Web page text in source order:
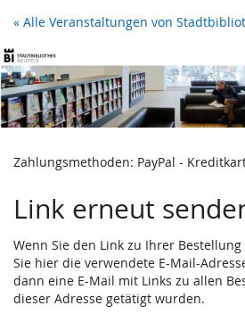
Zum
Inhalt
springen
« Alle Veranstaltungen von
Zahlungsmethoden: PayPal -
Link erneut
Wenn Sie den Link zu Ihrer
Sie hier die verwendete E-Mail-
dann eine E-Mail mit Links zu allen
dieser Adresse getätigt wurden.